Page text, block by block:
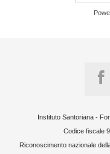
Instituto Santoriana -
Codice fiscale
Riconoscimento nazionale